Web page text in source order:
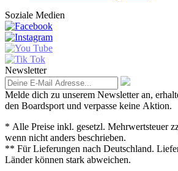
Soziale Medien
Newsletter
Melde dich zu unserem Newsletter an,
den Boardsport und verpasse keine Aktion.
* Alle Preise inkl. gesetzl. Mehrwertsteuer
wenn nicht anders beschrieben.
** Für Lieferungen nach Deutschland.
Länder können stark abweichen.